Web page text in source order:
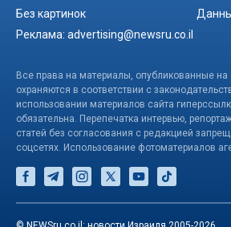
Без картинок
Реклама: advertising@newsru.co.il
Все права на материалы, опубликованные на
охраняются в соответствии с
использовании материалов сайта
обязательна. Перепечатка интервью,
статей без согласования с редакцией
соцсетях. Использование фотоматериалов